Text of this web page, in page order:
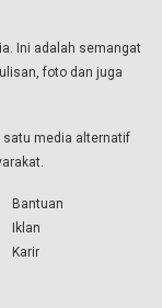
Ini adalah semangat
foto dan juga
satu media alternatif
Bantuan
Iklan
Karir